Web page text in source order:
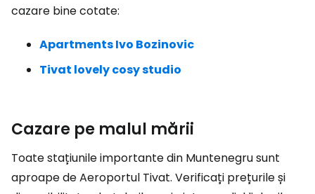
cazare bine cotate:
Apartments Ivo Bozinovic
Tivat lovely cosy studio
Cazare pe malul mării
Toate stațiunile importante din Muntenegru sunt
aproape de Aeroportul Tivat. Verificați prețurile și